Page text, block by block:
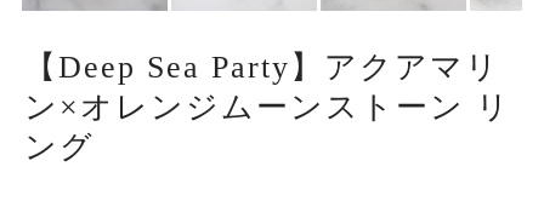
【Deep Sea Party】アクアマリ
ン×オレンジムーンストーン リ
ング